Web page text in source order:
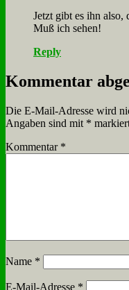
Jetzt gibt es ihn al­so,
Muß ich se­hen!
Reply
Kommentar
Die E-Mail-Adresse wird
Angaben sind mit *
Kommentar *
Name *
E-Mail-Adresse *